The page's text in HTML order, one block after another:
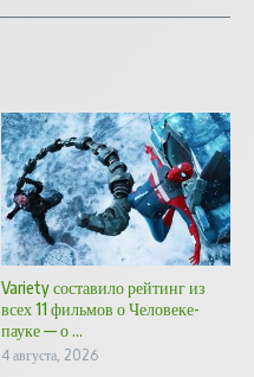
Variety составило рейтинг из
всех 11 фильмов о Человеке-
пауке — о ...
4 августа, 2026